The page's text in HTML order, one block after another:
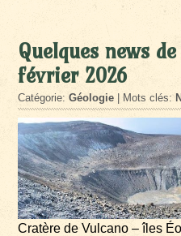
Quelques news
février 2026
Catégorie:Géologie | Mots clés:
Cratère de Vulcano – îles